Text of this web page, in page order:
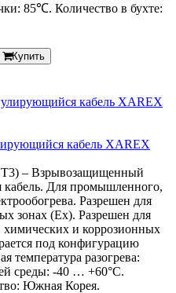
85℃. Количество в бухте:
Купить
кабель XAREX
– Взрывозащищенный
Для промышленного,
Разрешен для
зонах (Ех). Разрешен для
химических и коррозионных
под конфигурацию
температура разогрева:
среды: -40 … +60°С.
Южная Корея.